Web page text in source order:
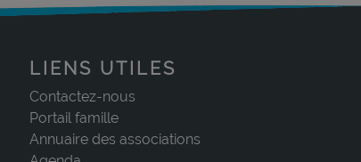
LIENS UTILES
Contactez-nous
Portail famille
Annuaire des associations